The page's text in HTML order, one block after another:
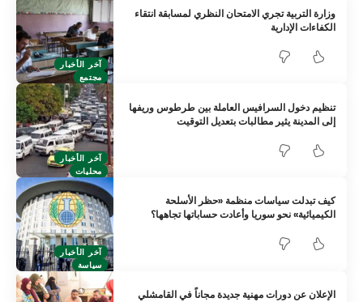
آخر الأخبار
مجتمع
وزارة التربية تجري الامتحان النظري لمسابقة انتقاء
الكفاءات الإدارية
آخر الأخبار
محليات
تنظيم دخول السرافيس العاملة بين طرطوس وريفها
إلى المدينة يثير مطالبات بتعديل التوقيت
آخر الأخبار
سياسة
كيف تبدلت سياسات منظمة «حظر الأسلحة
الكيميائية» نحو سوريا وأعادت حساباتها تجاهها؟
الإعلان عن دورات مهنية جديدة مجاناً في القامشلي